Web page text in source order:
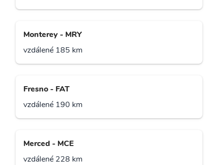
Monterey - MRY
vzdálené 185 km
Fresno - FAT
vzdálené 190 km
Merced - MCE
vzdálené 228 km